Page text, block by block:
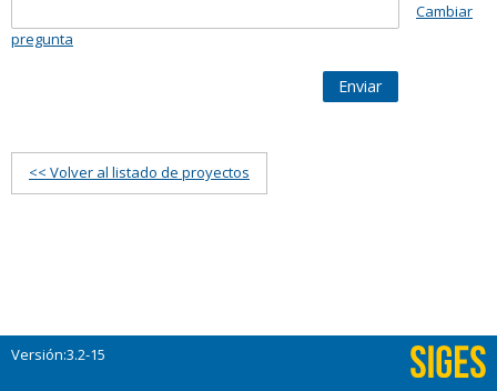
Cambiar
pregunta
Enviar
<< Volver al listado de proyectos
Versión:3.2-15